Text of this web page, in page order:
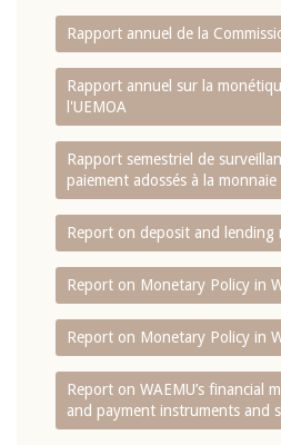
Rapport annuel de la
Rapport annuel sur la
l'UEMOA
Rapport semestriel de
paiement adossés à la
Report on deposit and lending
Report on Monetary Policy in
Report on Monetary Policy in
Report on WAEMU’s financial
and payment instruments and